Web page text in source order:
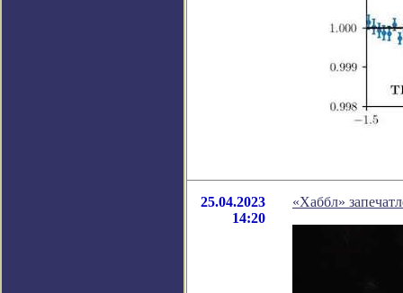
25.04.2023
14:20
«Хаббл»